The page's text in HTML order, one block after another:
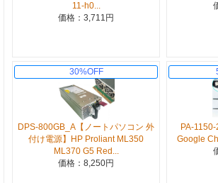
11-h0...
価格：3,711円
30%OFF
DPS-800GB_A【ノートパソコン 外
付け電源】HP Proliant ML350
ML370 G5 Red...
価格：8,250円
PA-
Google